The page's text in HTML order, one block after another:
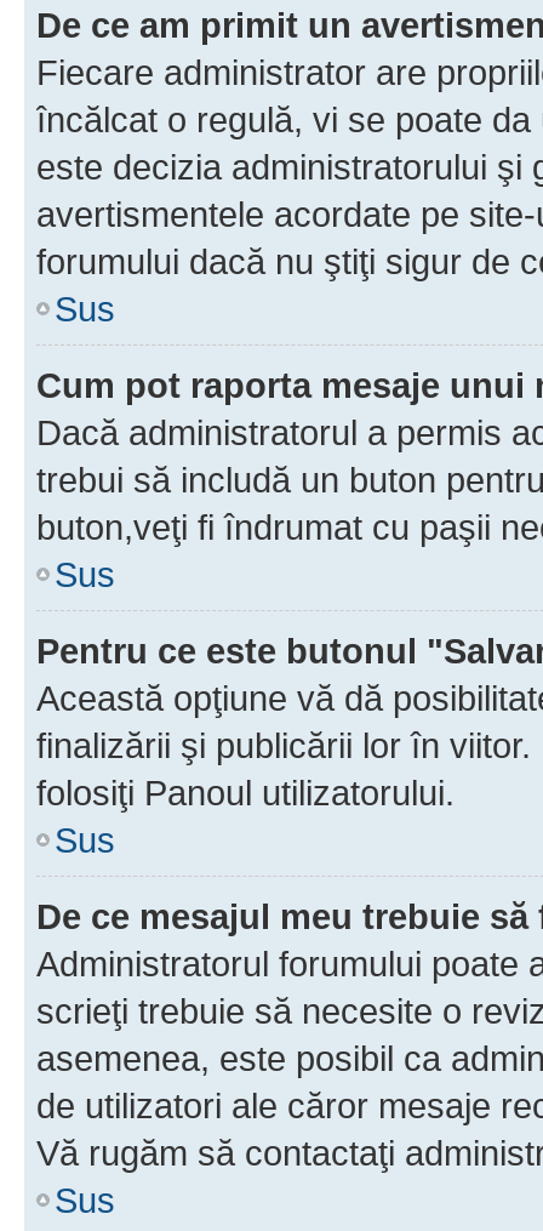
De ce am primit un
Fiecare administrator are
încălcat o regulă, vi se poate
este decizia administratorului şi
avertismentele acordate pe
forumului dacă nu ştiţi sigur de
Sus
Cum pot raporta mesaje unui
Dacă administratorul a permis
trebui să includă un buton
buton,veţi fi îndrumat cu paşii
Sus
Pentru ce este butonul
Această opţiune vă dă
finalizării şi publicării lor în
folosiţi Panoul utilizatorului.
Sus
De ce mesajul meu trebuie
Administratorul forumului poate
scrieţi trebuie să necesite o
asemenea, este posibil ca
de utilizatori ale căror mesaje
Vă rugăm să contactaţi
Sus